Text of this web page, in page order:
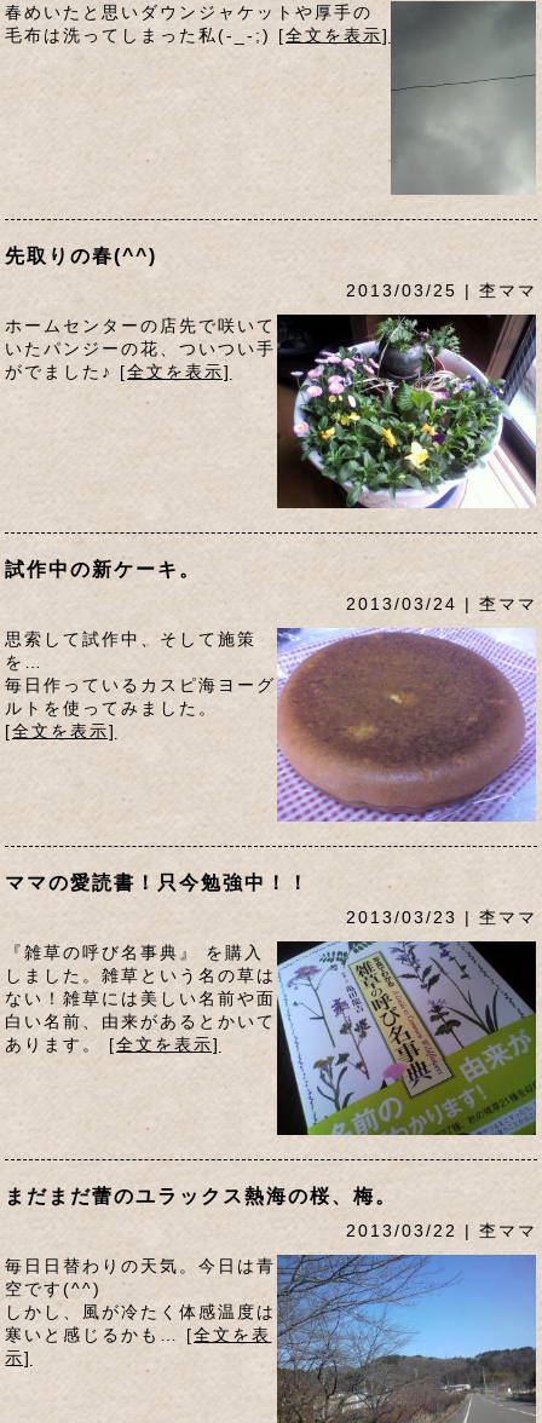
春めいたと思いダウンジャケットや厚手の
毛布は洗ってしまった私(-_-;) [全文を表示]
先取りの春(^^)
2013/03/25 | 杢ママ
ホームセンターの店先で咲いて
いたパンジーの花、ついつい手
がでました♪ [全文を表示]
試作中の新ケーキ。
2013/03/24 | 杢ママ
思索して試作中、そして施策
を…
毎日作っているカスピ海ヨーグ
ルトを使ってみました。
[全文を表示]
ママの愛読書！只今勉強中！！
2013/03/23 | 杢ママ
『雑草の呼び名事典』 を購入
しました。雑草という名の草は
ない！雑草には美しい名前や面
白い名前、由来があるとかいて
あります。 [全文を表示]
まだまだ蕾のユラックス熱海の桜、梅。
2013/03/22 | 杢ママ
毎日日替わりの天気。今日は青
空です(^^)
しかし、風が冷たく体感温度は
寒いと感じるかも… [全文を表
示]